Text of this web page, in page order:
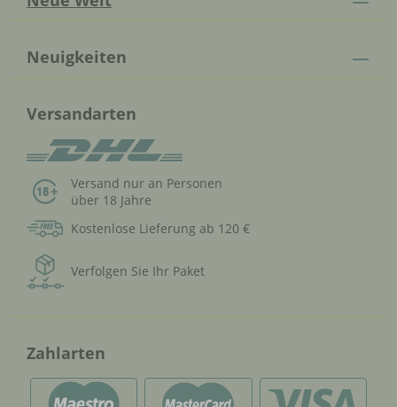
Neuigkeiten
Versandarten
Versand nur an Personen
über 18 Jahre
Kostenlose Lieferung ab 120 €
Verfolgen Sie Ihr Paket
Zahlarten